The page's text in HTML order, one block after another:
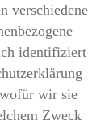
verschiedene
identifiziert
wir sie
Zweck